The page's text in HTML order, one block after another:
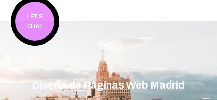
LET'S
CHAT
Diseño de Páginas Web Madrid